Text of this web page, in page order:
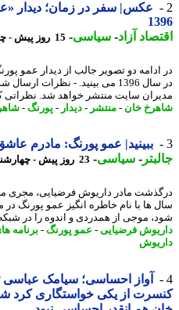
عکس| سفر در زمان؛ دیدار «عمو
آزاد - سیاسی-15 روز پیش - چهارشنبه 31 تیر 1405، 21:37
دو تصویر جالب از دیدار عمو
در سال 1396 می بینید. - نظرات
سایت منتشر خواهد شد. نظراتی که
خان -منتشر-دیدار-پورنگ-شاهرخ-
ببینید| عمو پورنگ: مادرم عاشق
-سیاسی-23 روز پیش - چهارشنبه 24 تیر 1405، 18:47
مادر داریوش فرضیایی، مجری
ها با نام خاطره انگیز عمو پورنگ در
موجی از همدردی و اندوه را در شبکه
فرضیایی-عمو پورنگ-برنامه های
آواز احساسی؛ سیامک عباسی تو
از یکی خواستگاری کرد